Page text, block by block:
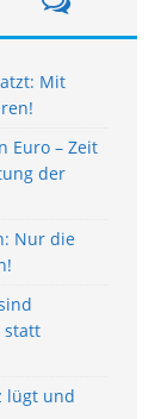
Mit
Euro – Zeit
der
Nur die
statt
lügt und